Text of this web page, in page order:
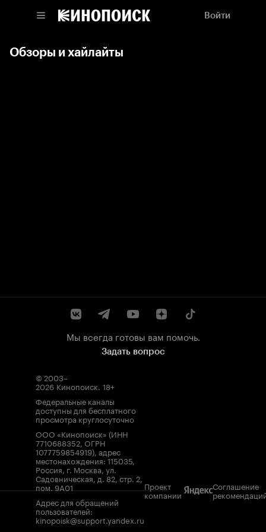
Войти
Обзоры и хайлайты
Мы всегда готовы вам помочь.
Задать вопрос
© 2003–
2026 Кинопоиск. 18+
Федеральные каналы
доступны для бесплатного
просмотра круглосуточно
ООО «Кинопоиск» (ИНН
7710688352, ОГРН
1077759854919), адрес
местонахождения: 115035,
Россия, г. Москва, ул.
Садовническая, д. 82, стр. 2,
пом. 9А01
Адрес для обращений
пользователей:
kinopoisk@support.yandex.ru
Проект
компании
Соглашение